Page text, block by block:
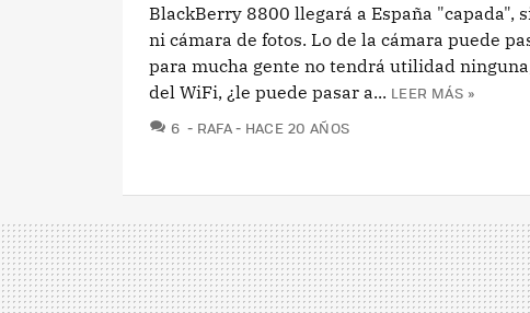
BlackBerry 8800 llegará a España "capada",
ni cámara de fotos. Lo de la cámara puede
para mucha gente no tendrá utilidad
del WiFi, ¿le puede pasar a... LEER MÁS »
6 COMENTARIOS
RAFA HACE 20 AÑOS